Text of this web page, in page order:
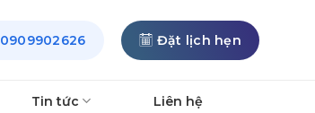
0909902626 Đặt lịch hẹn
Tin tức Liên hệ